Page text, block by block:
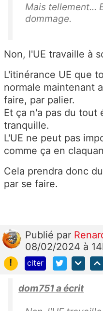
Mais tellement...
dommage.
Non, l'UE travaille à
L'itinérance UE que
normale maintenant
faire, par palier.
Et ça n'a pas du tout
tranquille.
L'UE ne peut pas
comme ça en
Cela prendra donc
par se faire.
Publié par
08/02/2024 à
!
citer
dom751 a écrit